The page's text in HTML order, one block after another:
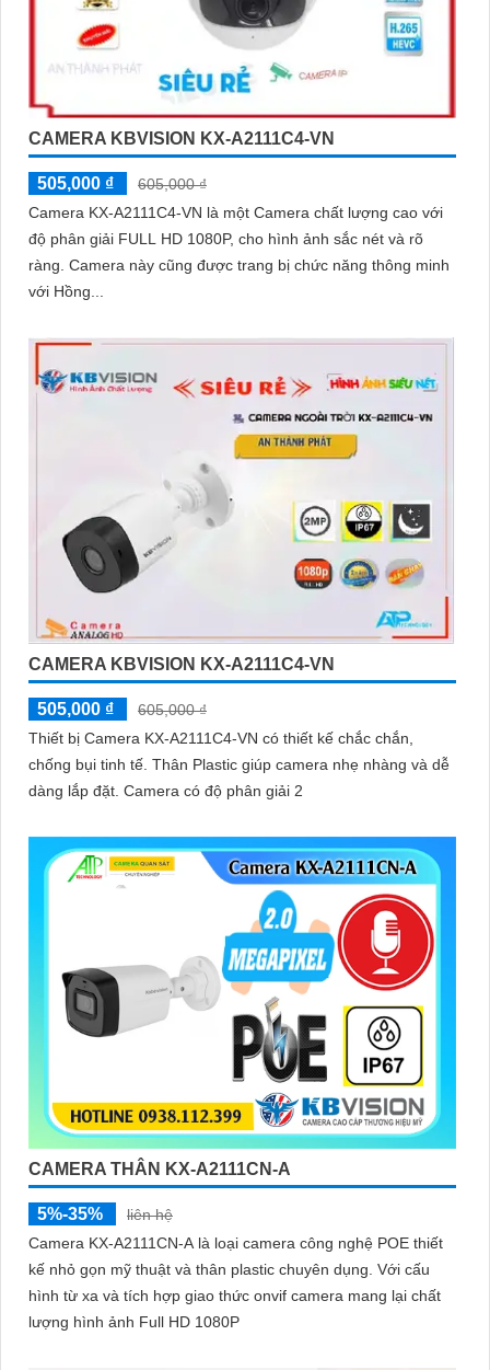
CAMERA KBVISION KX-A2111C4-VN
505,000 ₫
605,000 ₫
Camera KX-A2111C4-VN là một Camera chất lượng cao với
độ phân giải FULL HD 1080P, cho hình ảnh sắc nét và rõ
ràng. Camera này cũng được trang bị chức năng thông minh
với Hồng...
CAMERA KBVISION KX-A2111C4-VN
505,000 ₫
605,000 ₫
Thiết bị Camera KX-A2111C4-VN có thiết kế chắc chắn,
chống bụi tinh tế. Thân Plastic giúp camera nhẹ nhàng và dễ
dàng lắp đặt. Camera có độ phân giải 2
CAMERA THÂN KX-A2111CN-A
5%-35%
liên hệ
Camera KX-A2111CN-A là loại camera công nghệ POE thiết
kế nhỏ gọn mỹ thuật và thân plastic chuyên dụng. Với cấu
hình từ xa và tích hợp giao thức onvif camera mang lại chất
lượng hình ảnh Full HD 1080P